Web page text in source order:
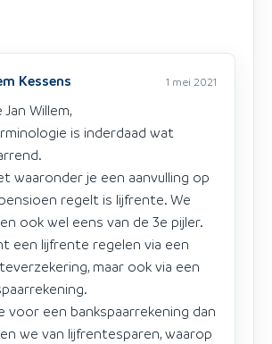
Kessens 1 mei 2021
Willem,
is inderdaad wat
waaronder je een aanvulling op
regelt is lijfrente. We
ook wel eens van de 3e pijler.
een lijfrente regelen via een
maar ook via een
voor een bankspaarrekening dan
we van lijfrentesparen, waarop